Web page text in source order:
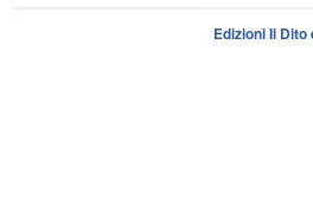
Edizioni Il Dito